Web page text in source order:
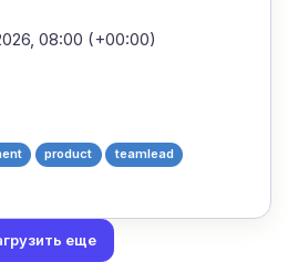
08:00 (+00:00)
product
teamlead
еще